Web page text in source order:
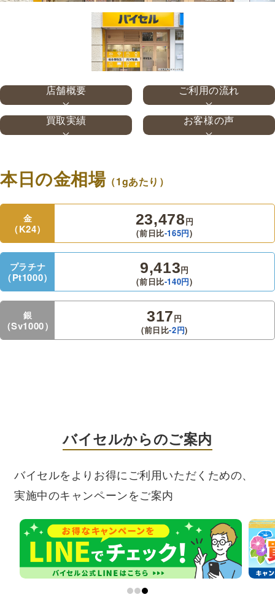
店舗概要 ご利用の流れ
買取実績 お客様の声
本日の金相場（1gあたり）
金
（K24）
23,478 円
(前日比-165円)
プラチナ
（Pt1000）
9,413 円
(前日比-140円)
銀
（Sv1000）
317 円
(前日比-2円)
バイセルからのご案内
バイセルをよりお得にご利用いただくための、
実施中のキャンペーンをご案内